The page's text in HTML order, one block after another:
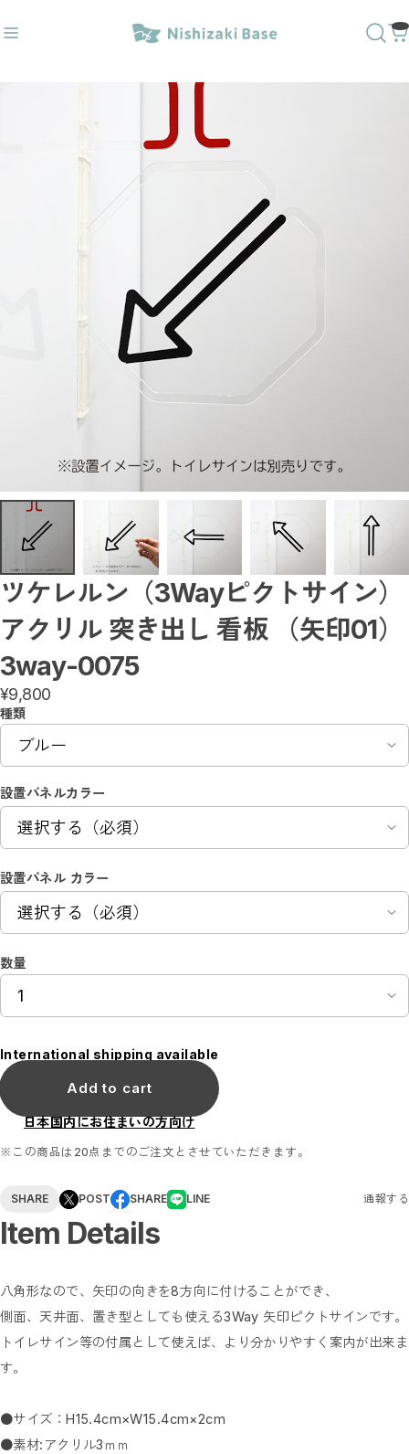
#ダウンライトキャップ
#番号
商品カテゴリ
ラインベースデザイン
1way突出しサイン
3way突出しサイン
突き出しＭＧサイン／屋内外
突き出しサイン／屋内
書いて消せるサイン（送料無料）
ミニサイン
壁付サイン
アクリルサイン
番号・階数サイン
アルミ複合板サイン
カルプサイン
階数表示 / 階段表示サイン
小さなミニサイン
ダウンライトキャップ
置き型サイン
オリジナル（社名・ロゴ）サイン（送料無料）
天吊りサイン
ダウンライトサインフリー
マグネットAサイン（送料無料）
ステッカーサイン
ステッカー／コロナ対策
ステッカー／アルコールチェック
ステッカー／禁止マーク
花ブロックサイン
アクリルトロフィー
医療関係におすすめ商品
セット販売商品
POP掲載フィルム
A3サイズ（送料無料）
ブローチ
ツケレルン（3Wayピクトサイン）
アクリル 突き出し 看板 （矢印01）
3way-0075
¥9,800
種類
設置パネルカラー
設置パネル カラー
数量
International shipping available
Add to cart
日本国内にお住まいの方向け
※この商品は20点までのご注文とさせていただきます。
SHARE POST SHARE LINE 通報する
Item Details
八角形なので、矢印の向きを8方向に付けることができ、
側面、天井面、置き型としても使える3Way 矢印ピクトサインです。
トイレサイン等の付属として使えば、より分かりやすく案内が出来ま
す。
●サイズ：H15.4cm×W15.4cm×2cm
●素材:アクリル3ｍｍ